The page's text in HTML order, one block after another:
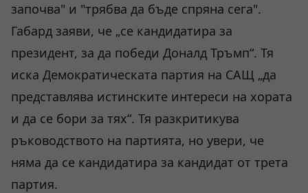
започва" и "трябва да бъде спряна сега".
Габард заяви, че „се кандидатира за
президент, за да победи Доналд Тръмп“. Тя
иска Демократическата партия на САЩ „да
представлява истинските интереси на хората
и да се бори за тях“. Тя разкритикува
ръководството на партията, но увери, че
няма да се кандидатира за кандидат от трета
партия.